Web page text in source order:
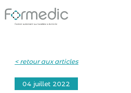
< retour aux articles
04 juillet 2022